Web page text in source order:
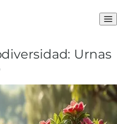
Urnas